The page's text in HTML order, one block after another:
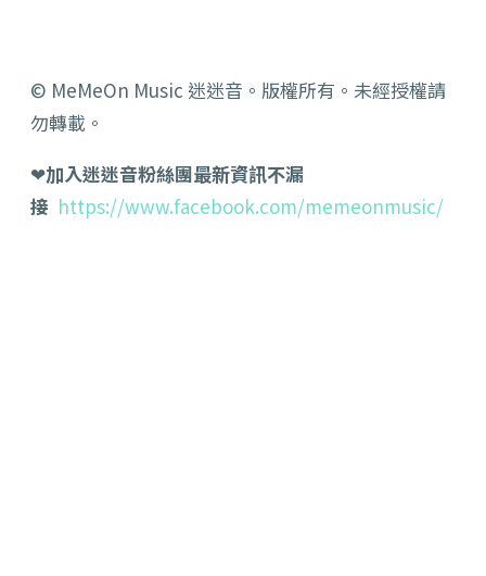
© MeMeOn Music 迷迷音。版權所有。未經授權請
勿轉載。
❤加入迷迷音粉絲團最新資訊不漏
接 https://www.facebook.com/memeonmusic/